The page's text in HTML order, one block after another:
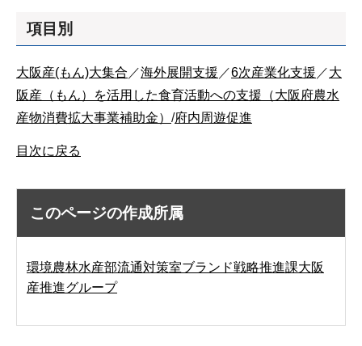
項目別
大阪産(もん)大集合 ／海外展開支援 ／6次産業化支援 ／大
阪産（もん）を活用した食育活動への支援（大阪府農水
産物消費拡大事業補助金） /府内周遊促進
目次に戻る
このページの作成所属
環境農林水産部流通対策室ブランド戦略推進課大阪
産推進グループ